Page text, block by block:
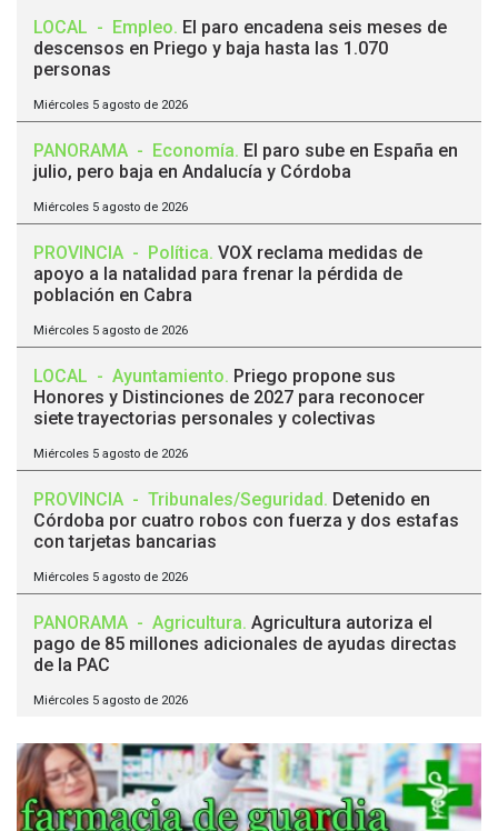
LOCAL - Empleo. El paro encadena seis meses de
descensos en Priego y baja hasta las 1.070
personas
Miércoles 5 agosto de 2026
PANORAMA - Economía. El paro sube en España en
julio, pero baja en Andalucía y Córdoba
Miércoles 5 agosto de 2026
PROVINCIA - Política. VOX reclama medidas de
apoyo a la natalidad para frenar la pérdida de
población en Cabra
Miércoles 5 agosto de 2026
LOCAL - Ayuntamiento. Priego propone sus
Honores y Distinciones de 2027 para reconocer
siete trayectorias personales y colectivas
Miércoles 5 agosto de 2026
PROVINCIA - Tribunales/Seguridad. Detenido en
Córdoba por cuatro robos con fuerza y dos estafas
con tarjetas bancarias
Miércoles 5 agosto de 2026
PANORAMA - Agricultura. Agricultura autoriza el
pago de 85 millones adicionales de ayudas directas
de la PAC
Miércoles 5 agosto de 2026